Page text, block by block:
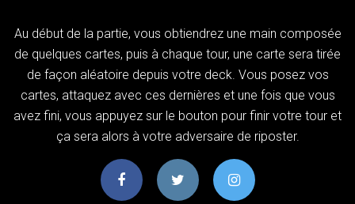
Au début de la partie, vous obtiendrez une main composée
de quelques cartes, puis à chaque tour, une carte sera tirée
de façon aléatoire depuis votre deck. Vous posez vos
cartes, attaquez avec ces dernières et une fois que vous
avez fini, vous appuyez sur le bouton pour finir votre tour et
ça sera alors à votre adversaire de riposter.